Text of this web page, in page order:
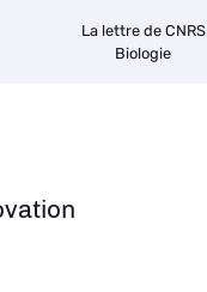
La lettre de CNRS
Biologie